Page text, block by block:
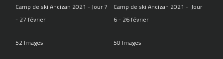
Camp de ski Ancizan 2021 - Jour 7
- 27 février
52 Images
Camp de ski Ancizan 2021 - Jour
6 - 26 février
50 Images